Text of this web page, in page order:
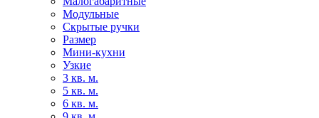
Модульные
Скрытые ручки
Размер
Мини-кухни
Узкие
3 кв. м.
5 кв. м.
6 кв. м.